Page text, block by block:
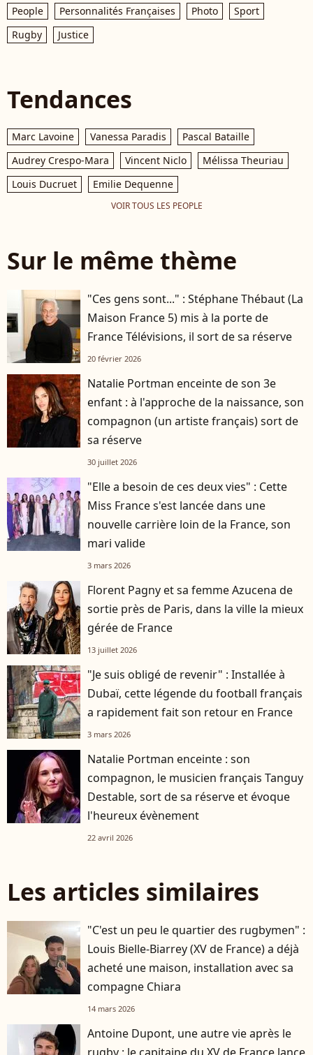
People Personnalités Françaises Photo
Sport
Rugby
Justice
Tendances
Marc Lavoine Vanessa Paradis
Pascal Bataille
Audrey Crespo-Mara
Vincent Niclo
Mélissa Theuriau
Louis Ducruet
Emilie Dequenne
VOIR TOUS LES PEOPLE
Sur le même thème
"Ces gens sont..." : Stéphane Thébaut (La
Maison France 5) mis à la porte de
France Télévisions, il sort de sa réserve
20 février 2026
Natalie Portman enceinte de son 3e
enfant : à l'approche de la naissance, son
compagnon (un artiste français) sort de
sa réserve
30 juillet 2026
"Elle a besoin de ces deux vies" : Cette
Miss France s'est lancée dans une
nouvelle carrière loin de la France, son
mari valide
3 mars 2026
Florent Pagny et sa femme Azucena de
sortie près de Paris, dans la ville la mieux
gérée de France
13 juillet 2026
"Je suis obligé de revenir" : Installée à
Dubaï, cette légende du football français
a rapidement fait son retour en France
3 mars 2026
Natalie Portman enceinte : son
compagnon, le musicien français Tanguy
Destable, sort de sa réserve et évoque
l'heureux évènement
22 avril 2026
Les articles similaires
"C'est un peu le quartier des rugbymen" :
Louis Bielle-Biarrey (XV de France) a déjà
acheté une maison, installation avec sa
compagne Chiara
14 mars 2026
Antoine Dupont, une autre vie après le